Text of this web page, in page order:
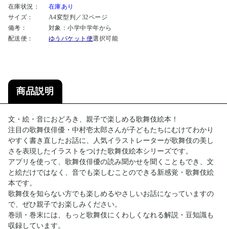
在庫状況：
在庫あり
サイズ：
A4変型判／32ページ
備考：
対象：小学中学年から
配送便：
ゆうパケット便選択可能
商品説明
文・絵・音におどろき、親子で楽しめる歌舞伎絵本！
注目の歌舞伎俳優・中村壱太郎さんが子どもたちにむけてわかり
やすく書き直したお話に、人気イラストレーターが歌舞伎の美し
さを表現したイラストをつけた歌舞伎絵本シリーズです。
アプリを使って、歌舞伎俳優の読み聞かせを聞くこともでき、文
と絵だけではなく、音でも楽しむことのできる新感覚・歌舞伎絵
本です。
歌舞伎を知らない方でも楽しめるやさしいお話になっていますの
で、ぜひ親子でお楽しみください。
巻頭・巻末には、もっと歌舞伎にくわしくなれる解説・豆知識も
収録しています。